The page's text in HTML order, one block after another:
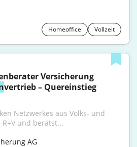
Homeoffice Vollzeit
Versicherung
vertrieb – Quereinstieg
Netzwerkes aus Volks- und
und berätst...
AG